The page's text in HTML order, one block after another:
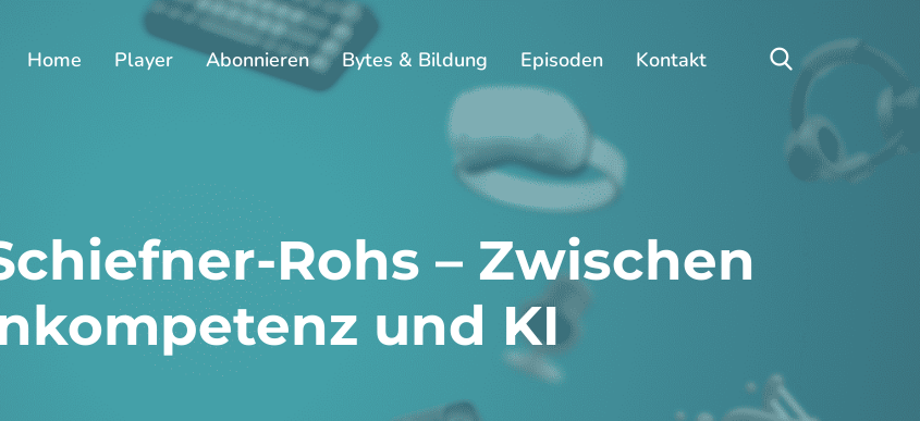
Home Player Abonnieren Bytes & Bildung Episoden Kontakt
Rohs – Zwischen
und KI